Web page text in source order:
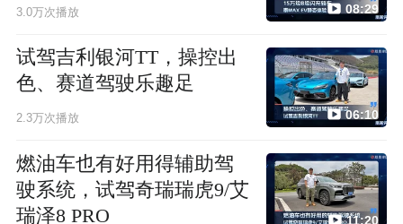
3.0万次播放 08:29
试驾吉利银河TT，操控出
色、赛道驾驶乐趣足
2.3万次播放 06:10
燃油车也有好用得辅助驾
驶系统，试驾奇瑞瑞虎9/艾
瑞泽8 PRO
11:20